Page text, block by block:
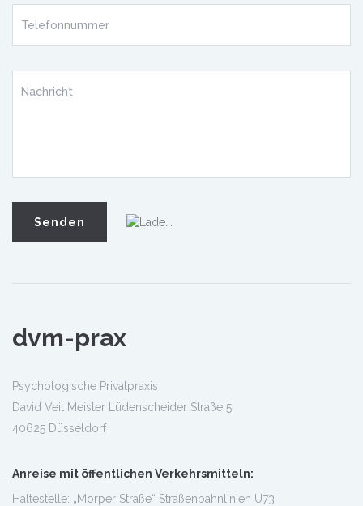
dvm-prax
Psychologische Privatpraxis
David Veit Meister Lüdenscheider Straße 5
40625 Düsseldorf
Anreise mit öffentlichen Verkehrsmitteln:
Haltestelle: „Morper Straße“ Straßenbahnlinien U73